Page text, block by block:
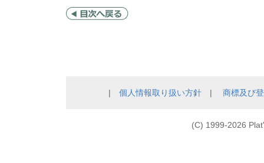
| 個人情報取り扱い方針 | 商標及び
(C) 1999-2026